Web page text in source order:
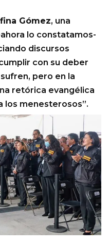
Gómez, una
lo constatamos-
discursos
con su deber
pero en la
retórica evangélica
los menesterosos”.